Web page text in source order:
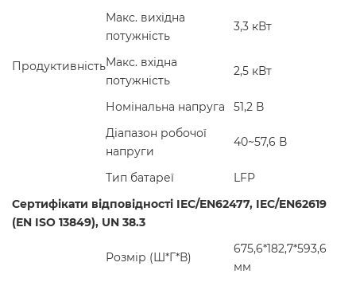
Продуктивність
Макс. вихідна
потужність
3,3 кВт
Макс. вхідна
потужність
2,5 кВт
Номінальна напруга
51,2 В
Діапазон робочої
напруги
40~57,6 В
Тип батареї
LFP
Сертифікати відповідності IEC/EN62477, IEC/EN62619
(EN ISO 13849), UN 38.3
Розмір (Ш*Г*В)
675,6*182,7*593,6
мм